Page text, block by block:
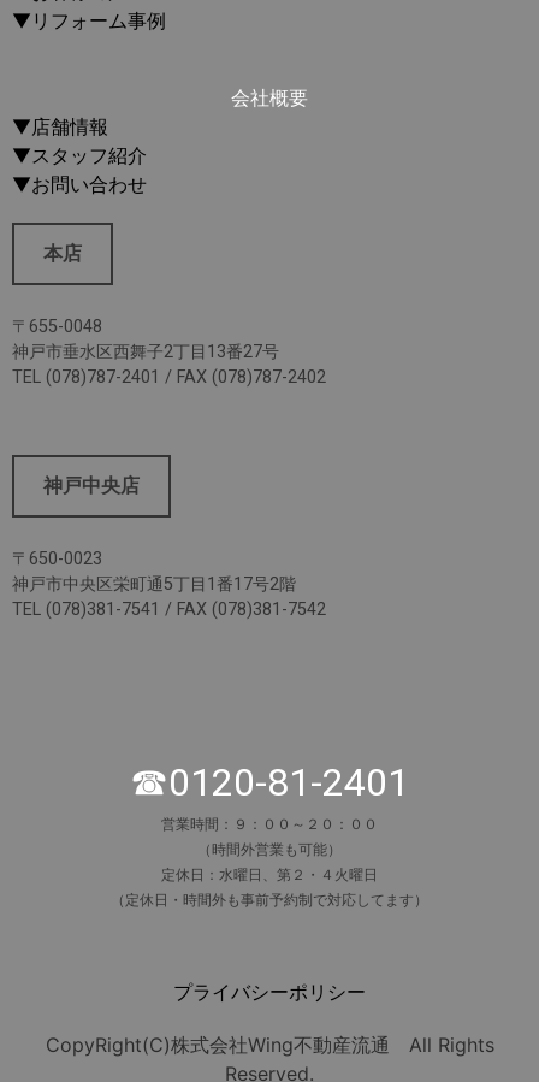
▼リフォーム事例
会社概要
▼店舗情報
▼スタッフ紹介
▼お問い合わせ
本店
〒655-0048
神戸市垂水区西舞子2丁目13番27号
TEL (078)787-2401 / FAX (078)787-2402
神戸中央店
〒650-0023
神戸市中央区栄町通5丁目1番17号2階
TEL (078)381-7541 / FAX (078)381-7542
☎0120-81-2401
営業時間：９：００～２０：００
（時間外営業も可能）
定休日：水曜日、第２・４火曜日
（定休日・時間外も事前予約制で対応してます）
プライバシーポリシー
CopyRight(C)株式会社Wing不動産流通 All Rights
Reserved.